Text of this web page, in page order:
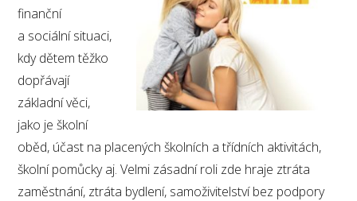
finanční
a sociální situaci,
kdy dětem těžko
dopřávají
základní věci,
jako je školní
oběd, účast na placených školních a třídních aktivitách,
školní pomůcky aj. Velmi zásadní roli zde hraje ztráta
zaměstnání, ztráta bydlení, samoživitelství bez podpory